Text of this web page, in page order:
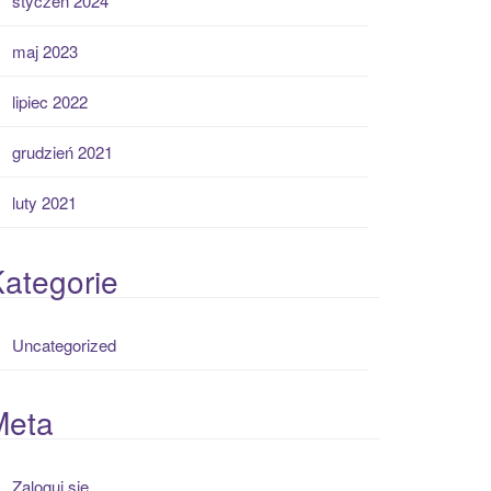
maj 2023
lipiec 2022
grudzień 2021
luty 2021
Uncategorized
Zaloguj się